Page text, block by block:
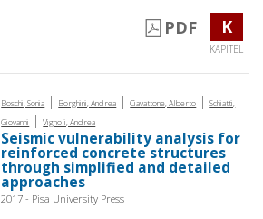
PDF K
KAPITEL
Boschi, Sonia | Borghini, Andrea | Ciavattone, Alberto | Schiatti,
Giovanni
| Vignoli, Andrea
Seismic vulnerability analysis for
reinforced concrete structures
through simplified and detailed
approaches
2017 - Pisa University Press